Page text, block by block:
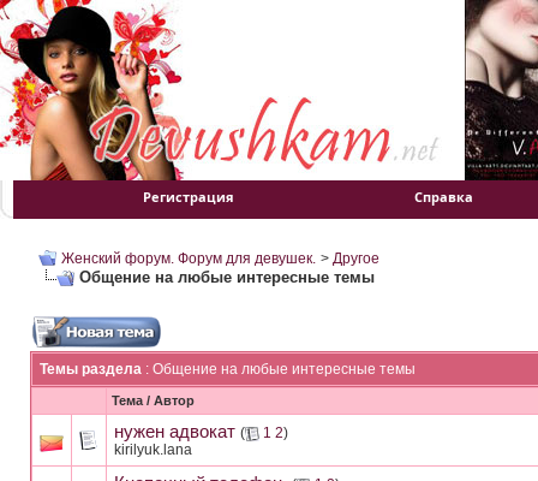
Регистрация Справка
Женский форум. Форум для девушек. > Другое
Общение на любые интересные темы
Темы раздела : Общение на любые интересные темы
Тема / Автор
нужен адвокат ( 1 2)
kirilyuk.lana